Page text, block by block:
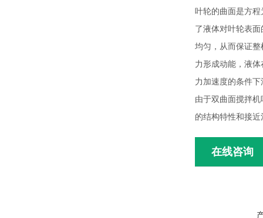
叶轮的曲面是方
了液体对叶轮表面
均匀，从而保证
力形成动能，液体
力加速度的条件
由于双曲面搅拌机
的结构特性和接
在线咨询